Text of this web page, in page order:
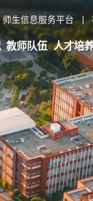
师生信息服务平台
教师队伍 人才培